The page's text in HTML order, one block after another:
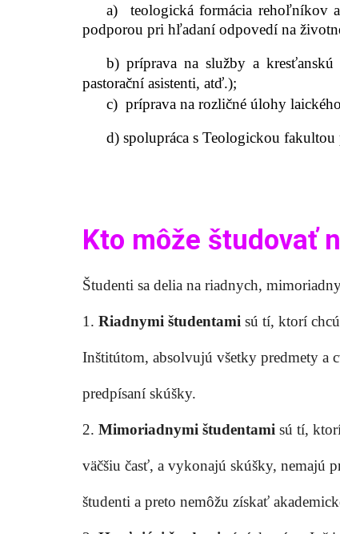
a) teologická formácia rehoľníkov a
podporou pri hľadaní odpovedí na
b) príprava na služby a
pastorační asistenti, atď.);
c) príprava na rozličné úlohy
d) spolupráca s Teologickou
Kto môže študovať
Študenti sa delia na riadnych,
1. Riadnymi študentami sú tí, ktorí
Inštitútom, absolvujú všetky predmety a
predpísaní skúšky.
2. Mimoriadnymi študentami sú tí,
väčšiu časť, a vykonajú skúšky, nemajú
študenti a preto nemôžu získať